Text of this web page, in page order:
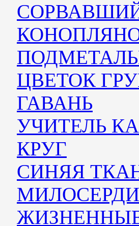
ЦВЕТОК
ГАВАНЬ
УЧИТЕЛЬ
КРУГ
СИНЯЯ